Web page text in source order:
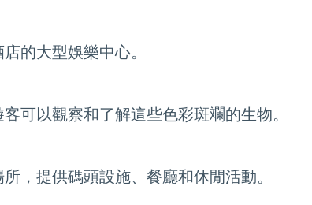
的大型娛樂中心。
可以觀察和了解這些色彩斑斕的生物。
，提供碼頭設施、餐廳和休閒活動。